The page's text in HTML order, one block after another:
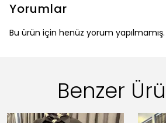
Yorumlar
Bu ürün için henüz yorum yapılmamış.
Benzer